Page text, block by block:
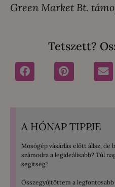
Green Market Bt.
Tetszett?
A HÓNAP TIPPJE
Mosógép vásárlás előtt állsz, de
számodra a legideálisabb? Túl
segítség?
Összegyűjtöttem a